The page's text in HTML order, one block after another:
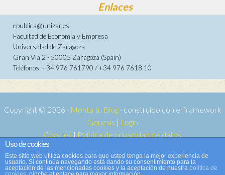
Enlaces
epublica@unizar.es
Facultad de Economía y Empresa
Universidad de Zaragoza
Gran Vía 2 - 50005 Zaragoza (Spain)
Teléfonos: +34 976 761790 / +34 976 7618 10
Copyright © 2026 · Monta tu Blog· construido con el framework
Genesis | Login
Cookies | Política de privacidad de datos
Copyright © 2026 ·
WordPress·Acceder
Uso de cookies
Este sitio web utiliza cookies para que usted tenga la mejor experiencia de
usuario. Si continúa navegando está dando su consentimiento para la
aceptación de las mencionadas cookies y la aceptación de nuestra política de